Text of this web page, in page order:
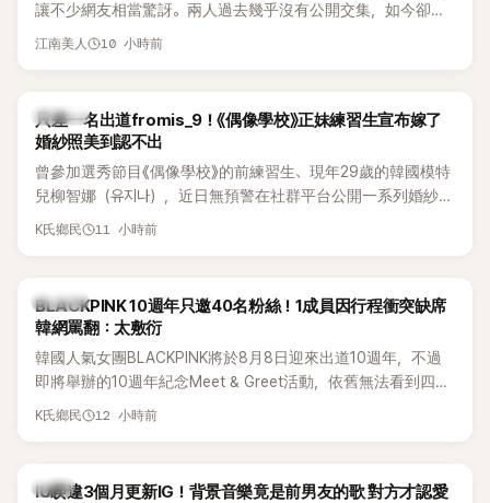
讓不少網友相當驚訝。兩人過去幾乎沒有公開交集，如今卻一
起踏上瑞士之旅，也讓粉絲紛紛好奇：「他們到底是怎麼認識
江南美人 10 小時前
K-POP
只差一名出道fromis_9！《偶像學校》正妹練習生宣布嫁了
婚紗照美到認不出
曾參加選秀節目《偶像學校》的前練習生、現年29歲的韓國模特
兒柳智娜（유지나），近日無預警在社群平台公開一系列婚紗
照，親自宣布即將步入婚姻，消息曝光後讓不少曾追看節目的
K氏鄉民 11 小時前
K-POP
BLACKPINK 10週年只邀40名粉絲！1成員因行程衝突缺席
韓網罵翻：太敷衍
韓國人氣女團BLACKPINK將於8月8日迎來出道10週年，不過
即將舉辦的10週年紀念Meet & Greet活動，依舊無法看到四人
合體。根據韓媒《MyDaily》7日報導，當天將由Jisoo（智秀）、
K氏鄉民 12 小時前
韓星
IU睽違3個月更新IG！背景音樂竟是前男友的歌 對方才認愛